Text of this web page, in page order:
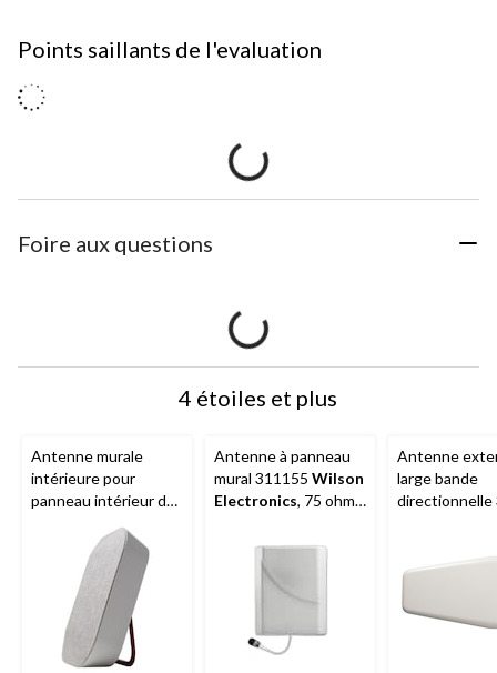
Points saillants de l'evaluation
Foire aux questions
4 étoiles et plus
Antenne murale
intérieure pour
panneau intérieur de
50 ohms, blanc
Antenne à panneau
mural 311155 Wilson
Electronics, 75 ohms,
Antenne
large bande
directionnelle